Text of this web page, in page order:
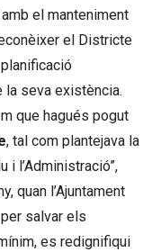
el manteniment
el Districte
la seva existència.
que hagués pogut
, tal com plantejava la
i l’Administració”,
quan l’Ajuntament
salvar els
es redignifiqui